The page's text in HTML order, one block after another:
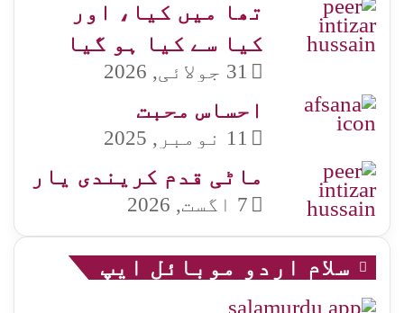
تھا میں کیا، اور
کیا سے کیا ہو گیا
31 جولائی, 2026
احساس محبت
11 نومبر, 2025
ماٹی قدم کریندی یار
7 اگست, 2026
سلام اردو موبائل ایپ